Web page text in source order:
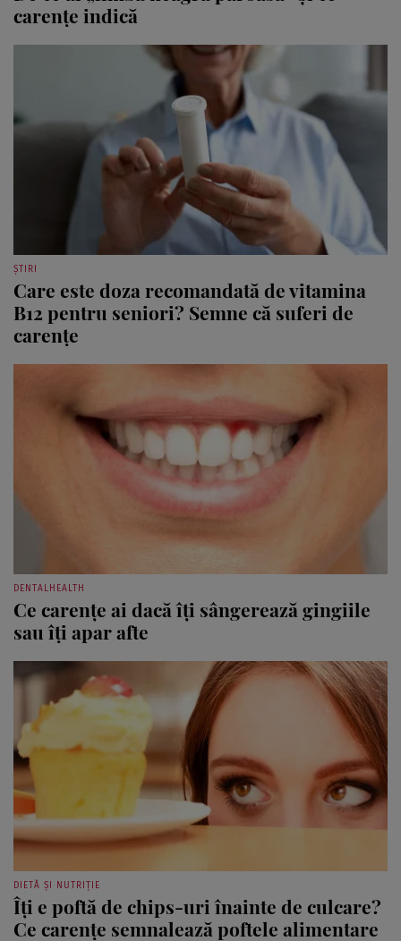
carențe indică
ȘTIRI
Care este doza recomandată de vitamina
B12 pentru seniori? Semne că suferi de
carențe
DENTALHEALTH
Ce carențe ai dacă îți sângerează gingiile
sau îți apar afte
DIETĂ ȘI NUTRIȚIE
Îți e poftă de chips-uri înainte de culcare?
Ce carențe semnalează poftele alimentare